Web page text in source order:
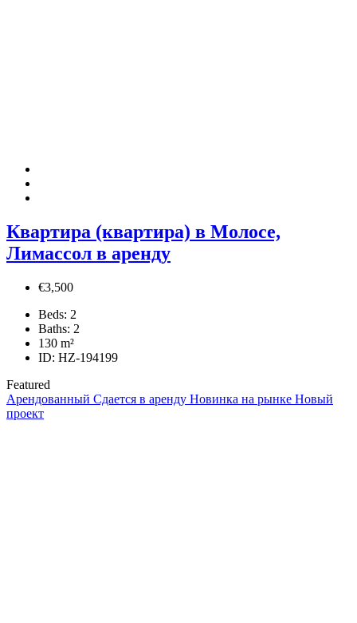
Квартира (квартира) в Молосе,
Лимассол в аренду
€3,500
Beds: 2
Baths: 2
130 m²
ID: HZ-194199
Featured
Арендованный Сдается в аренду Новинка на рынке Новый
проект